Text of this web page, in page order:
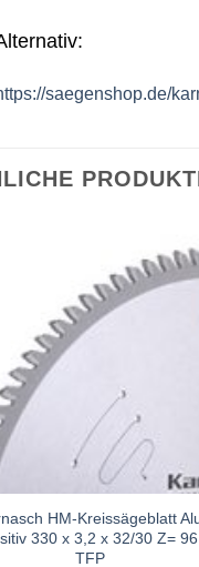
saegenshop.de/
HM-Kreissägeblatt
330 x 3,2 x 32/30 Z= 96
TFP